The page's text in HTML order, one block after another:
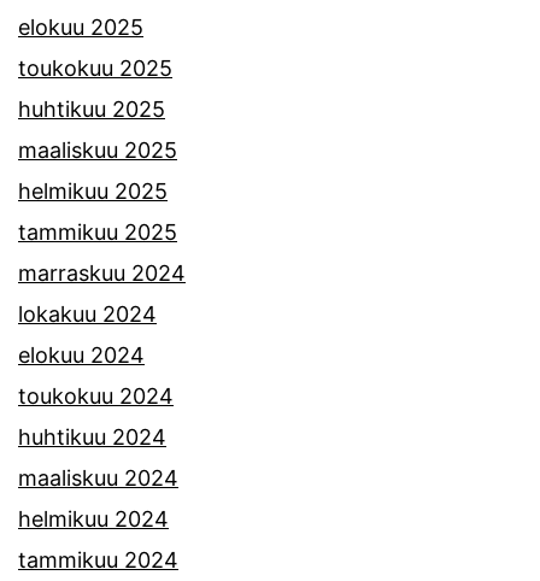
elokuu 2025
toukokuu 2025
huhtikuu 2025
maaliskuu 2025
helmikuu 2025
tammikuu 2025
marraskuu 2024
lokakuu 2024
elokuu 2024
toukokuu 2024
huhtikuu 2024
maaliskuu 2024
helmikuu 2024
tammikuu 2024